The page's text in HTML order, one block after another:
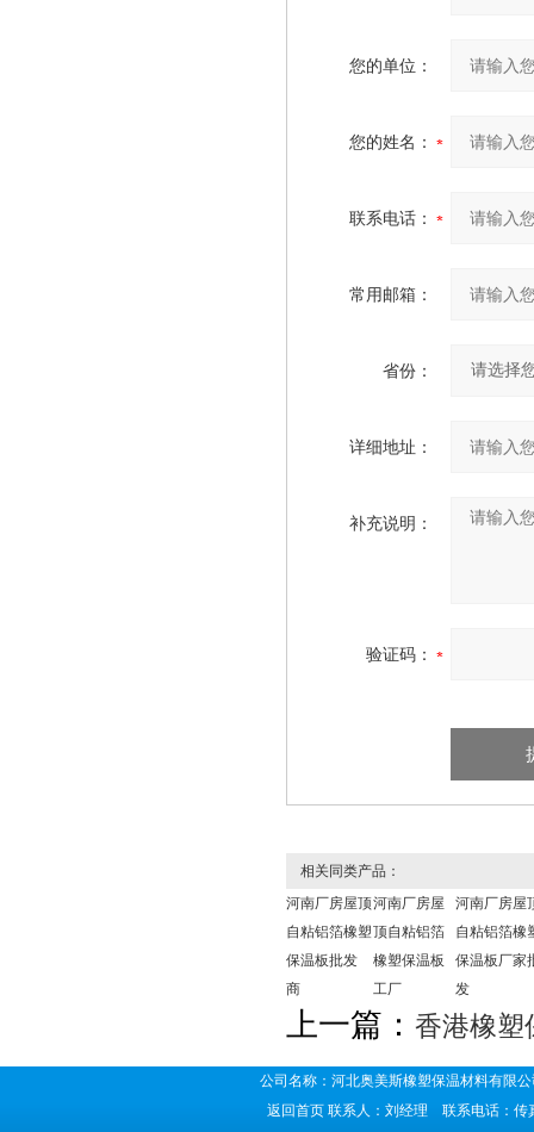
您的单位：
您的姓名：
联系电话：
常用邮箱：
省份：
详细地址：
补充说明：
验证码：
相关同类产品：
河南厂房屋顶
自粘铝箔橡塑
保温板批发
商
河南厂房屋
顶自粘铝箔
橡塑保温板
工厂
河南厂房屋
自粘铝箔橡
保温板厂家
发
上一篇： 香港橡塑
公司名称：河北奥美斯橡塑保温材料有
返回首页 联系人：刘经理 联系电话：